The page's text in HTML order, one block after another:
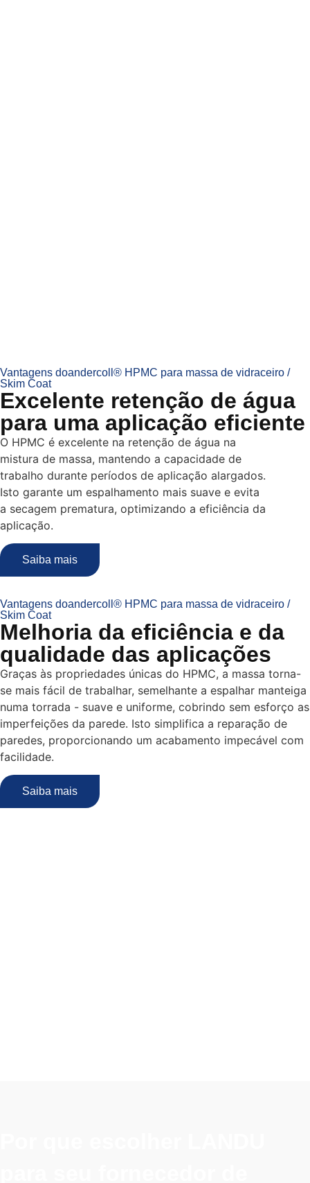
Vantagens doandercoll® HPMC para massa de vidraceiro /
Skim Coat
Excelente retenção de água
para uma aplicação eficiente
O HPMC é excelente na retenção de água na
mistura de massa, mantendo a capacidade de
trabalho durante períodos de aplicação alargados.
Isto garante um espalhamento mais suave e evita
a secagem prematura, optimizando a eficiência da
aplicação.
Saiba mais
Vantagens doandercoll® HPMC para massa de vidraceiro /
Skim Coat
Melhoria da eficiência e da
qualidade das aplicações
Graças às propriedades únicas do HPMC, a massa torna-
se mais fácil de trabalhar, semelhante a espalhar manteiga
numa torrada - suave e uniforme, cobrindo sem esforço as
imperfeições da parede. Isto simplifica a reparação de
paredes, proporcionando um acabamento impecável com
facilidade.
Saiba mais